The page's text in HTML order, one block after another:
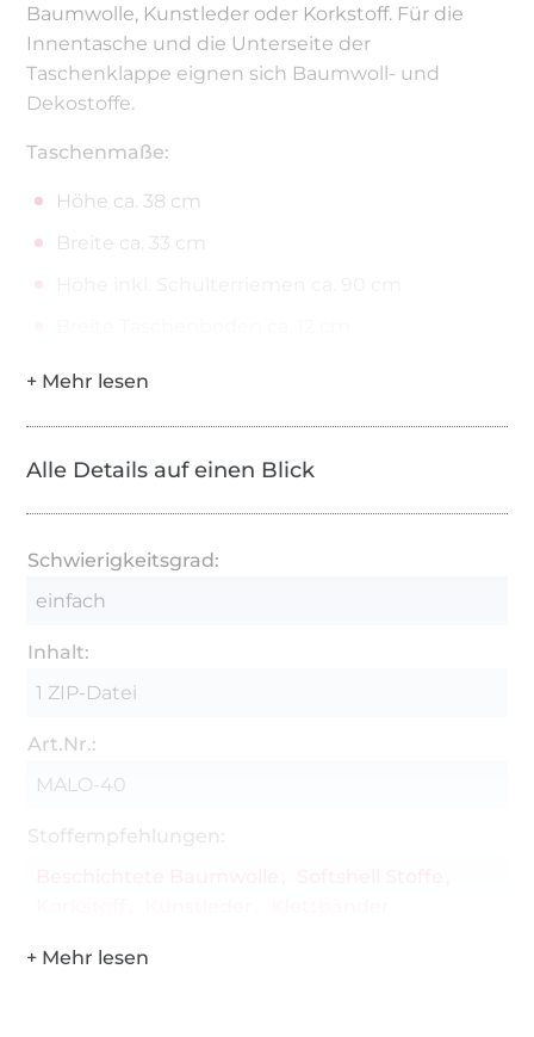
Baumwolle, Kunstleder oder Korkstoff. Für die
Innentasche und die Unterseite der
Taschenklappe eignen sich Baumwoll- und
Dekostoffe.
Taschenmaße:
Höhe ca. 38 cm
Breite ca. 33 cm
Rechtliche Hinweise:
Die Weitergabe oder der Verkauf, Tausch, Kopie,
für private, nicht kommerzielle Zwecke.
Alle Details auf einen Blick
Schwierigkeitsgrad:
einfach
Inhalt:
1 ZIP-Datei
Art.Nr.:
MALO-40
Stoffempfehlungen: